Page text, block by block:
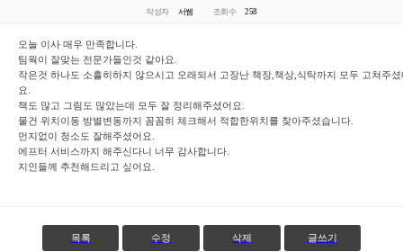
작성자 서쌤 조회수 258
오늘 이사 매우 만족합니다.
팀웍이 잘맞는 전문가들인것 같아요.
작은것 하나도 소흘히하지 않으시고 오래되서 고장난 책장,책상,식탁까지 모두 고쳐주셨
요.
책도 많고 그림도 많았는데 모두 잘 정리해주셨어요.
물건 위치이동 방별변동까지 꼼꼼히 체크해서 적합한위치를 찾아주셨습니다.
먼지없이 청소도 잘해주셨어요.
에프터 서비스까지 해주신다니 너무 감사합니다.
지인들께 추천해드리고 싶어요.
목록 수정 삭제 글쓰기